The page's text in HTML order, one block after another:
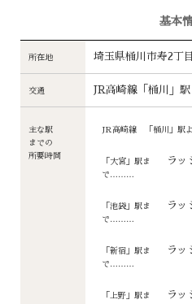
基本
所在地 埼玉県桶川市寿2丁
交通 JR高崎線「桶川」
主な駅
までの
所要時間
JR高崎線 「桶川」駅よ
「大宮」駅ま
で………
ラッ
「池袋」駅ま
で………
ラッ
「新宿」駅ま
で………
ラッ
「上野」駅ま
ラッ